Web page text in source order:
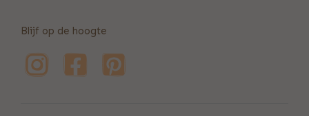
Blijf op de hoogte